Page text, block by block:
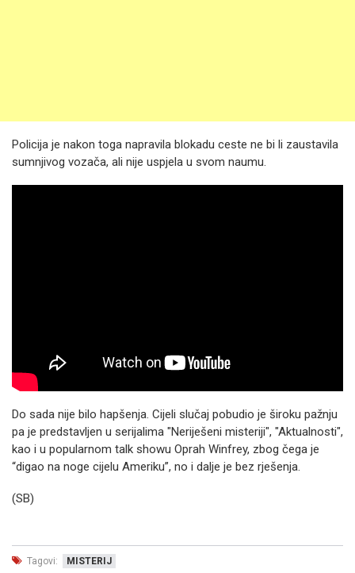
Policija je nakon toga napravila blokadu ceste ne bi li zaustavila
sumnjivog vozača, ali nije uspjela u svom naumu.
Do sada nije bilo hapšenja. Cijeli slučaj pobudio je široku pažnju
pa je predstavljen u serijalima "Neriješeni misteriji", "Aktualnosti",
kao i u popularnom talk showu Oprah Winfrey, zbog čega je
“digao na noge cijelu Ameriku”, no i dalje je bez rješenja.
(SB)
Tagovi: MISTERIJ